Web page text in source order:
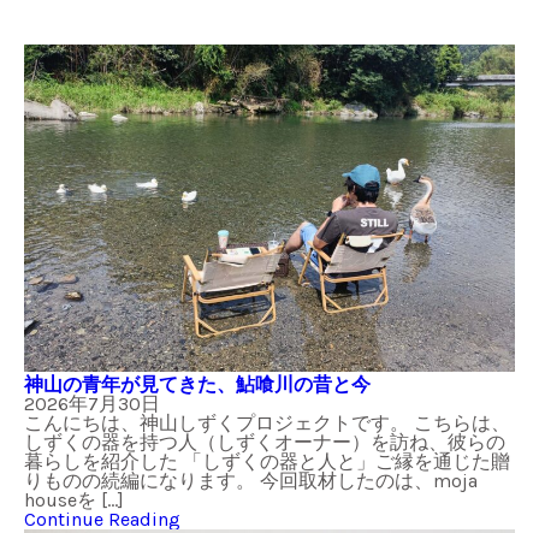
神山の青年が見てきた、鮎喰川の昔と今
2026年7月30日
こんにちは、神山しずくプロジェクトです。 こちらは、
しずくの器を持つ人（しずくオーナー）を訪ね、彼らの
暮らしを紹介した 「しずくの器と人と」ご縁を通じた贈
りものの続編になります。 今回取材したのは、moja
houseを […]
Continue Reading